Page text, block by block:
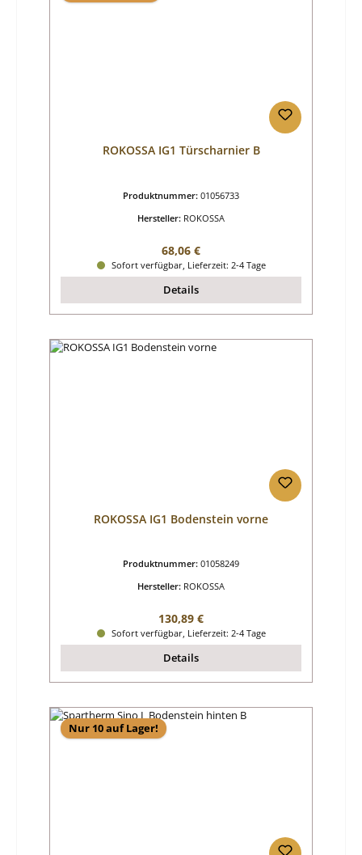
ROKOSSA IG1 Türscharnier B
Produktnummer: 01056733
Hersteller: ROKOSSA
Regulärer Preis:
68,06 €
Sofort verfügbar, Lieferzeit: 2-4 Tage
Details
ROKOSSA IG1 Bodenstein vorne
Produktnummer: 01058249
Hersteller: ROKOSSA
Regulärer Preis:
130,89 €
Sofort verfügbar, Lieferzeit: 2-4 Tage
Details
Nur 10 auf Lager!